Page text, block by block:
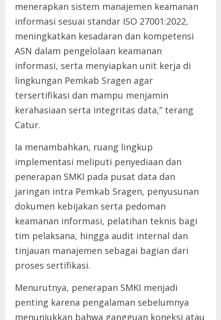
menerapkan sistem manajemen keamanan
informasi sesuai standar ISO 27001:2022,
meningkatkan kesadaran dan kompetensi
ASN dalam pengelolaan keamanan
informasi, serta menyiapkan unit kerja di
lingkungan Pemkab Sragen agar
tersertifikasi dan mampu menjamin
kerahasiaan serta integritas data,” terang
Catur.
Ia menambahkan, ruang lingkup
implementasi meliputi penyediaan dan
penerapan SMKI pada pusat data dan
jaringan intra Pemkab Sragen, penyusunan
dokumen kebijakan serta pedoman
keamanan informasi, pelatihan teknis bagi
tim pelaksana, hingga audit internal dan
tinjauan manajemen sebagai bagian dari
proses sertifikasi.
Menurutnya, penerapan SMKI menjadi
penting karena pengalaman sebelumnya
menunjukkan bahwa gangguan koneksi atau